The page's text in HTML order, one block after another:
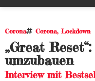
Corona Corona, Lockdown
„Great
umzubauen
Interview mit